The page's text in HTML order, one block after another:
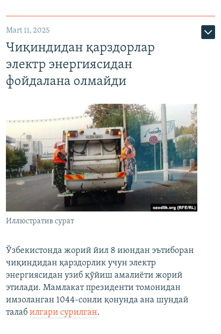
Mart 11, 2025
Чиқиндидан қарздорлар
электр энергиясидан
фойдалана олмайди
Иллюстратив сурат
Ўзбекистонда жорий йил 8 июндан эътиборан
чиқиндидан қарздорлик учун электр
энергиясидан узиб қўйиш амалиёти жорий
этилади. Мамлакат президенти томонидан
имзоланган 1044-сонли қонунда ана шундай
талаб илгари сурилган.